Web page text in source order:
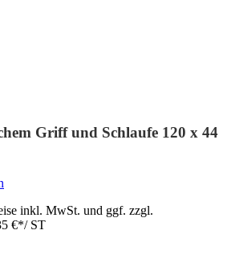
Griff und Schlaufe 120 x 44
inkl. MwSt. und ggf. zzgl.
€*/ ST